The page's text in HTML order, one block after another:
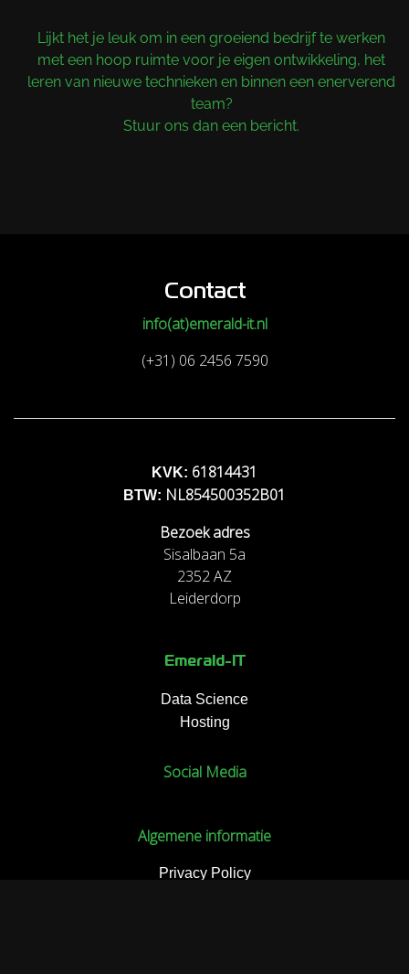
Lijkt het je leuk om in een groeiend bedrijf te werken
met een hoop ruimte voor je eigen ontwikkeling, het
leren van nieuwe technieken en binnen een enerverend
team?
Stuur ons dan een bericht.
Contact
info(at)emerald-it.nl
(+31) 06 2456 7590
KVK: 61814431
BTW: NL854500352B01
Bezoek adres
Sisalbaan 5a
2352 AZ
Leiderdorp
Emerald-IT
Data Science
Hosting
Social Media
Algemene informatie
Privacy Policy